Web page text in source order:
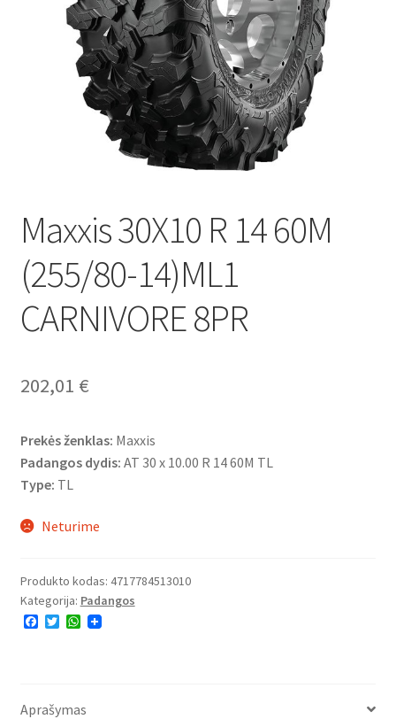
Maxxis 30X10 R 14 60M
(255/80-14)ML1
CARNIVORE 8PR
202,01 €
Prekės ženklas: Maxxis
Padangos dydis: AT 30 x 10.00 R 14 60M TL
Type: TL
Neturime
Produkto kodas: 4717784513010
Kategorija: Padangos
F
o
T
r
W
p
Aprašymas